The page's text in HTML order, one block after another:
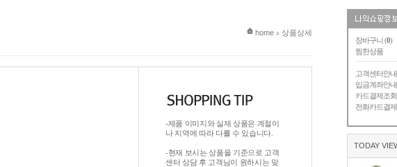
장바구니 (0)
찜한상품
고객센터안내
입금계좌안내
카드결제조회
전화카드결제
TODAY
현재 위치
home > 상품상세
-제품 이미지와 실제 상품은 계절이
나 지역에 따라 다를 수 있습니다.
-현재 보시는 상품을 기준으로 고객
센터 상담 후 고객님이 원하시는 맞